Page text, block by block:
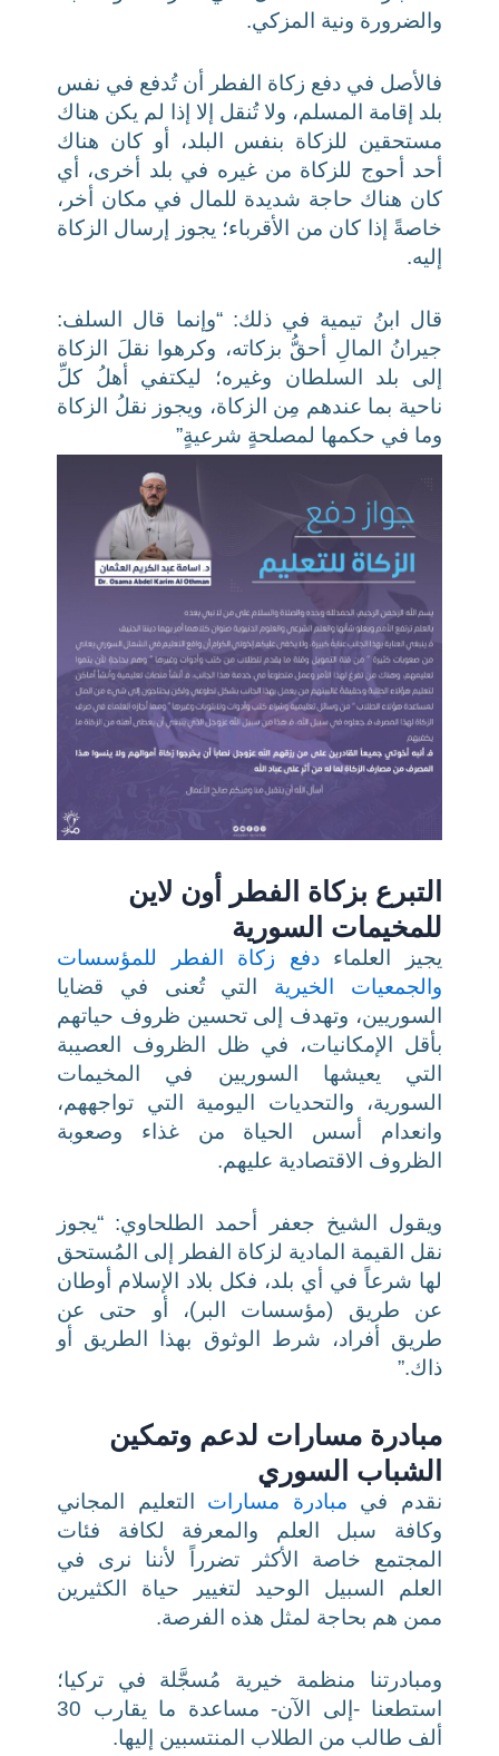
والضرورة ونية المزكي.
فالأصل في دفع زكاة الفطر أن تُدفع في نفس
بلد إقامة المسلم، ولا تُنقل إلا إذا لم يكن هناك
مستحقين للزكاة بنفس البلد، أو كان هناك
أحد أحوج للزكاة من غيره في بلد أخرى، أي
كان هناك حاجة شديدة للمال في مكان أخر،
خاصةً إذا كان من الأقرباء؛ يجوز إرسال الزكاة
إليه.
قال ابنُ تيمية في ذلك: “وإنما قال السلف:
جيرانُ المالِ أحقُّ بزكاته، وكرهوا نقلَ الزكاة
إلى بلد السلطان وغيره؛ ليكتفي أهلُ كلِّ
ناحية بما عندهم مِن الزكاة، ويجوز نقلُ الزكاة
وما في حكمها لمصلحةٍ شرعيةٍ”
التبرع بزكاة الفطر أون لاين
للمخيمات السورية
يجيز العلماءدفع زكاة الفطر للمؤسسات
والجمعيات الخيرية التي تُعنى في قضايا
السوريين، وتهدف إلى تحسين ظروف حياتهم
بأقل الإمكانيات، في ظل الظروف العصيبة
التي يعيشها السوريين في المخيمات
السورية، والتحديات اليومية التي تواجههم،
وانعدام أسس الحياة من غذاء وصعوبة
الظروف الاقتصادية عليهم.
ويقول الشيخ جعفر أحمد الطلحاوي: “يجوز
نقل القيمة المادية لزكاة الفطر إلى المُستحق
لها شرعاً في أي بلد، فكل بلاد الإسلام أوطان
عن طريق (مؤسسات البر)، أو حتى عن
طريق أفراد، شرط الوثوق بهذا الطريق أو
ذاك.”
مبادرة مسارات لدعم وتمكين
الشباب السوري
نقدم في مبادرة مسارات التعليم المجاني
وكافة سبل العلم والمعرفة لكافة فئات
المجتمع خاصة الأكثر تضرراً لأننا نرى في
العلم السبيل الوحيد لتغيير حياة الكثيرين
ممن هم بحاجة لمثل هذه الفرصة.
ومبادرتنا منظمة خيرية مُسجَّلة في تركيا؛
استطعنا -إلى الآن- مساعدة ما يقارب 30
ألف طالب من الطلاب المنتسبين إليها.